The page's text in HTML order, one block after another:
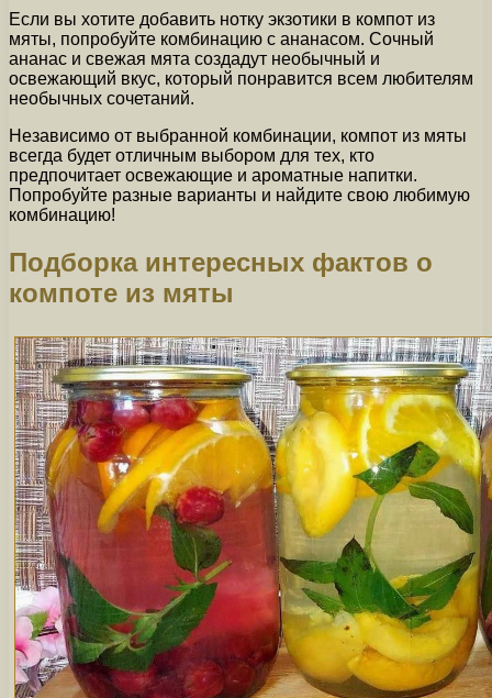
Если вы хотите добавить нотку экзотики в компот из
мяты, попробуйте комбинацию с ананасом. Сочный
ананас и свежая мята создадут необычный и
освежающий вкус, который понравится всем любителям
необычных сочетаний.
Независимо от выбранной комбинации, компот из мяты
всегда будет отличным выбором для тех, кто
предпочитает освежающие и ароматные напитки.
Попробуйте разные варианты и найдите свою любимую
комбинацию!
Подборка интересных фактов о
компоте из мяты